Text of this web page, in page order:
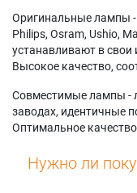
Оригинальные лампы
Philips, Osram, Ushio,
устанавливают в свои
Высокое качество,
Совместимые лампы -
заводах, идентичные
Оптимальное
Нужно ли